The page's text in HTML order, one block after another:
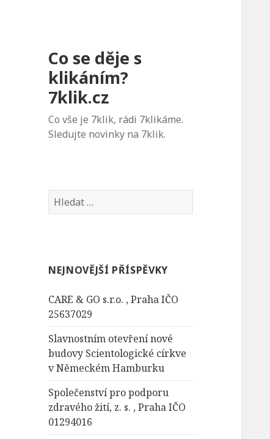
Co se děje s
klikáním?
7klik.cz
Co vše je 7klik, rádi 7klikáme.
Sledujte novinky na 7klik.
V
y
d
v
á
í
NEJNOVĚJŠÍ PŘÍSPĚVKY
CARE & GO s.r.o. , Praha IČO
25637029
Slavnostním otevření nové
budovy Scientologické církve
v Německém Hamburku
Společenství pro podporu
zdravého žití, z. s. , Praha IČO
01294016